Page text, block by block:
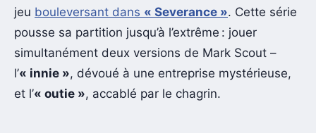
jeu bouleversant dans « Severance ». Cette série
pousse sa partition jusqu’à l’extrême : jouer
simultanément deux versions de Mark Scout –
l’« innie », dévoué à une entreprise mystérieuse,
et l’« outie », accablé par le chagrin.